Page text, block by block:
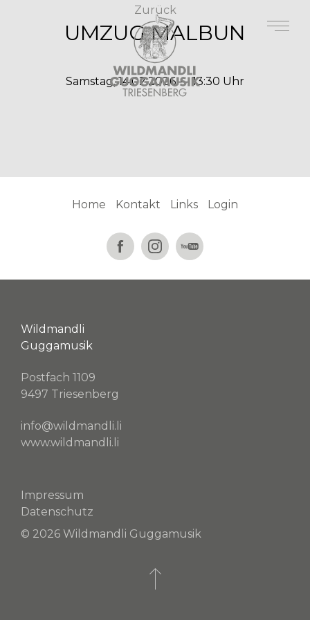
Zurück
UMZUG MALBUN
Samstag, 14.02.2026 — 13:30 Uhr
Home Kontakt Links Login
Wildmandli
Guggamusik
Postfach 1109
9497 Triesenberg
info@wildmandli.li
www.wildmandli.li
Impressum
Datenschutz
© 2026 Wildmandli Guggamusik